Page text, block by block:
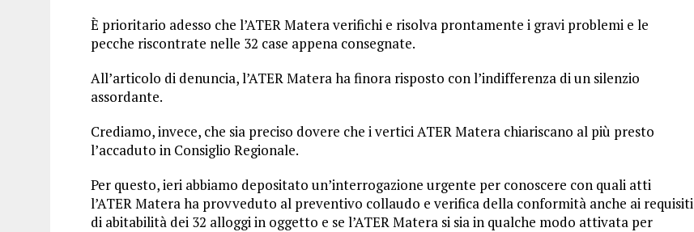
È prioritario adesso che l’ATER Matera verifichi e risolva prontamente i gravi problemi e le
pecche riscontrate nelle 32 case appena consegnate.
All’articolo di denuncia, l’ATER Matera ha finora risposto con l’indifferenza di un silenzio
assordante.
Crediamo, invece, che sia preciso dovere che i vertici ATER Matera chiariscano al più presto
l’accaduto in Consiglio Regionale.
Per questo, ieri abbiamo depositato un’interrogazione urgente per conoscere con quali atti
l’ATER Matera ha provveduto al preventivo collaudo e verifica della conformità anche ai requisiti
di abitabilità dei 32 alloggi in oggetto e se l’ATER Matera si sia in qualche modo attivata per